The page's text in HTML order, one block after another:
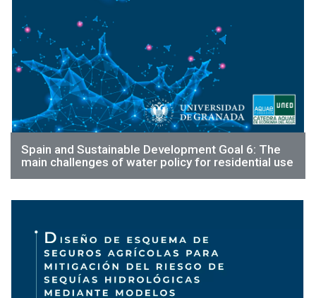
Spain and Sustainable Development Goal 6: The
main challenges of water policy for residential use